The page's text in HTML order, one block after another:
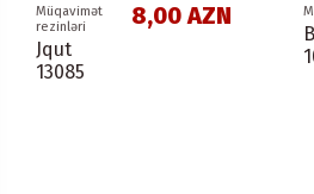
Müqavimət
rezinləri
Jqut
13085
8,00 AZN